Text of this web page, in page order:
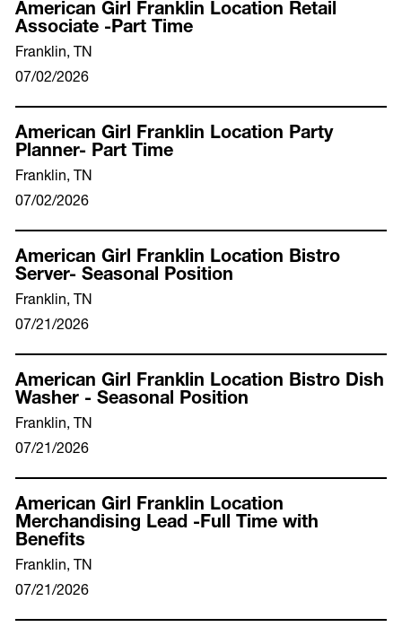
American Girl Franklin Location Retail
Associate -Part Time
Franklin, TN
07/02/2026
American Girl Franklin Location Party
Planner- Part Time
Franklin, TN
07/02/2026
American Girl Franklin Location Bistro
Server- Seasonal Position
Franklin, TN
07/21/2026
American Girl Franklin Location Bistro Dish
Washer - Seasonal Position
Franklin, TN
07/21/2026
American Girl Franklin Location
Merchandising Lead -Full Time with
Benefits
Franklin, TN
07/21/2026